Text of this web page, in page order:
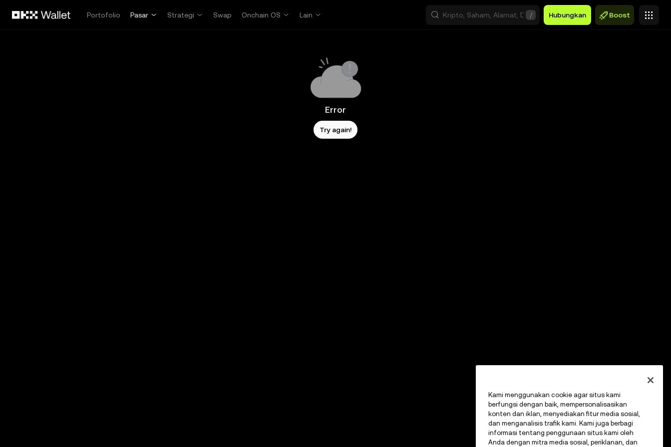
Portofolio
Pasar Strategi Swap Onchain OS Lain / Hubungkan Boost
Error
Try again!
Kami menggunakan cookie agar situs kami
berfungsi dengan baik, mempersonalisasikan
konten dan iklan, menyediakan fitur media sosial,
dan menganalisis trafik kami. Kami juga berbagi
informasi tentang penggunaan situs kami oleh
Anda dengan mitra media sosial, periklanan, dan